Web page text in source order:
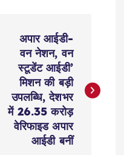
अपार आईडी-
वन नेशन, वन
स्टूडेंट आईडी’
मिशन की बड़ी
उपलब्धि, देशभर
में 26.35 करोड़
वेरिफाइड अपार
आईडी बनीं